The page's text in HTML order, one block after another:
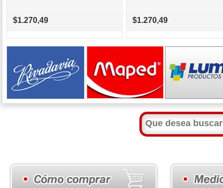
$1.270,49 $1.270,49